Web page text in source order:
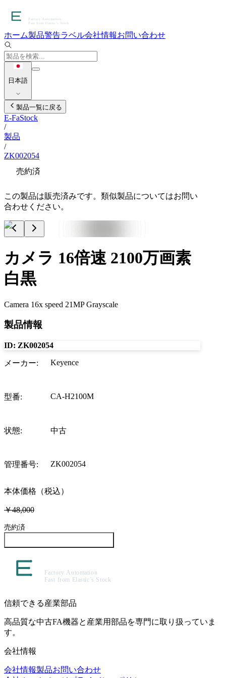
ホーム製品警告ラベル会社情報お問い合わせ
日本語
製品一覧に戻る
E-FaStock
/
製品
/
ZK002054
売約済
この製品は販売済みです。類似製品についてはお問い
合わせください。
カメラ 16倍速 2100万画素
白黒
Camera 16x speed 21MP Grayscale
製品情報
ID: ZK002054
メーカー: Keyence
型番: CA-H2100M
状態: 中古
管理番号: ZK002054
本体価格（税込）
￥48,000
売約済
信頼できる産業部品
高品質な中古FA機器と産業用部品を専門に取り扱っていま
す。
会社情報
会社情報製品お問い合わせ